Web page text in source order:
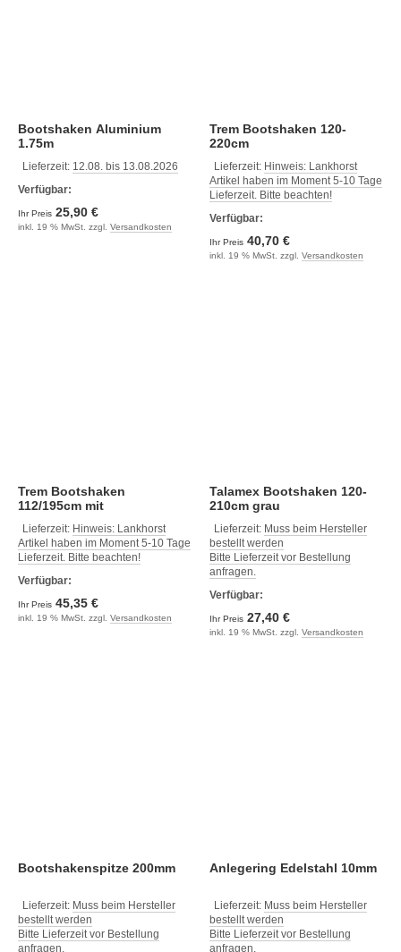
Bootshaken Aluminium
1.75m
Lieferzeit: 12.08. bis 13.08.2026
Verfügbar:
Ihr Preis 25,90 €
inkl. 19 % MwSt. zzgl. Versandkosten
Trem Bootshaken 120-
220cm
Lieferzeit: Hinweis: Lankhorst
Artikel haben im Moment 5-10 Tage
Lieferzeit. Bitte beachten!
Verfügbar:
Ihr Preis 40,70 €
inkl. 19 % MwSt. zzgl. Versandkosten
Trem Bootshaken
112/195cm mit
Lieferzeit: Hinweis: Lankhorst
Artikel haben im Moment 5-10 Tage
Lieferzeit. Bitte beachten!
Verfügbar:
Ihr Preis 45,35 €
inkl. 19 % MwSt. zzgl. Versandkosten
Talamex Bootshaken 120-
210cm grau
Lieferzeit: Muss beim Hersteller
bestellt werden
Bitte Lieferzeit vor Bestellung
anfragen.
Verfügbar:
Ihr Preis 27,40 €
inkl. 19 % MwSt. zzgl. Versandkosten
Bootshakenspitze 200mm
Lieferzeit: Muss beim Hersteller
bestellt werden
Bitte Lieferzeit vor Bestellung
anfragen.
Anlegering Edelstahl 10mm
Lieferzeit: Muss beim Hersteller
bestellt werden
Bitte Lieferzeit vor Bestellung
anfragen.